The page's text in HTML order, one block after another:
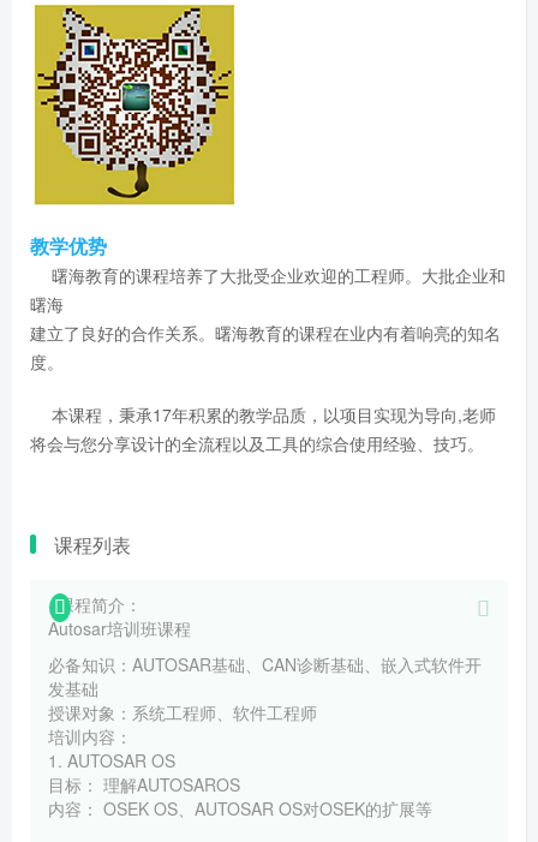
教学优势
曙海教育的课程培养了大批受企业欢迎的工程师。大批企业和
曙海
建立了良好的合作关系。曙海教育的课程在业内有着响亮的知名
度。
本课程，秉承17年积累的教学品质，以项目实现为导向,老师
将会与您分享设计的全流程以及工具的综合使用经验、技巧。
课程列表
课程简介：
Autosar培训班课程
必备知识：AUTOSAR基础、CAN诊断基础、嵌入式软件开
发基础
授课对象：系统工程师、软件工程师
培训内容：
1. AUTOSAR OS
目标： 理解AUTOSAROS
内容： OSEK OS、AUTOSAR OS对OSEK的扩展等